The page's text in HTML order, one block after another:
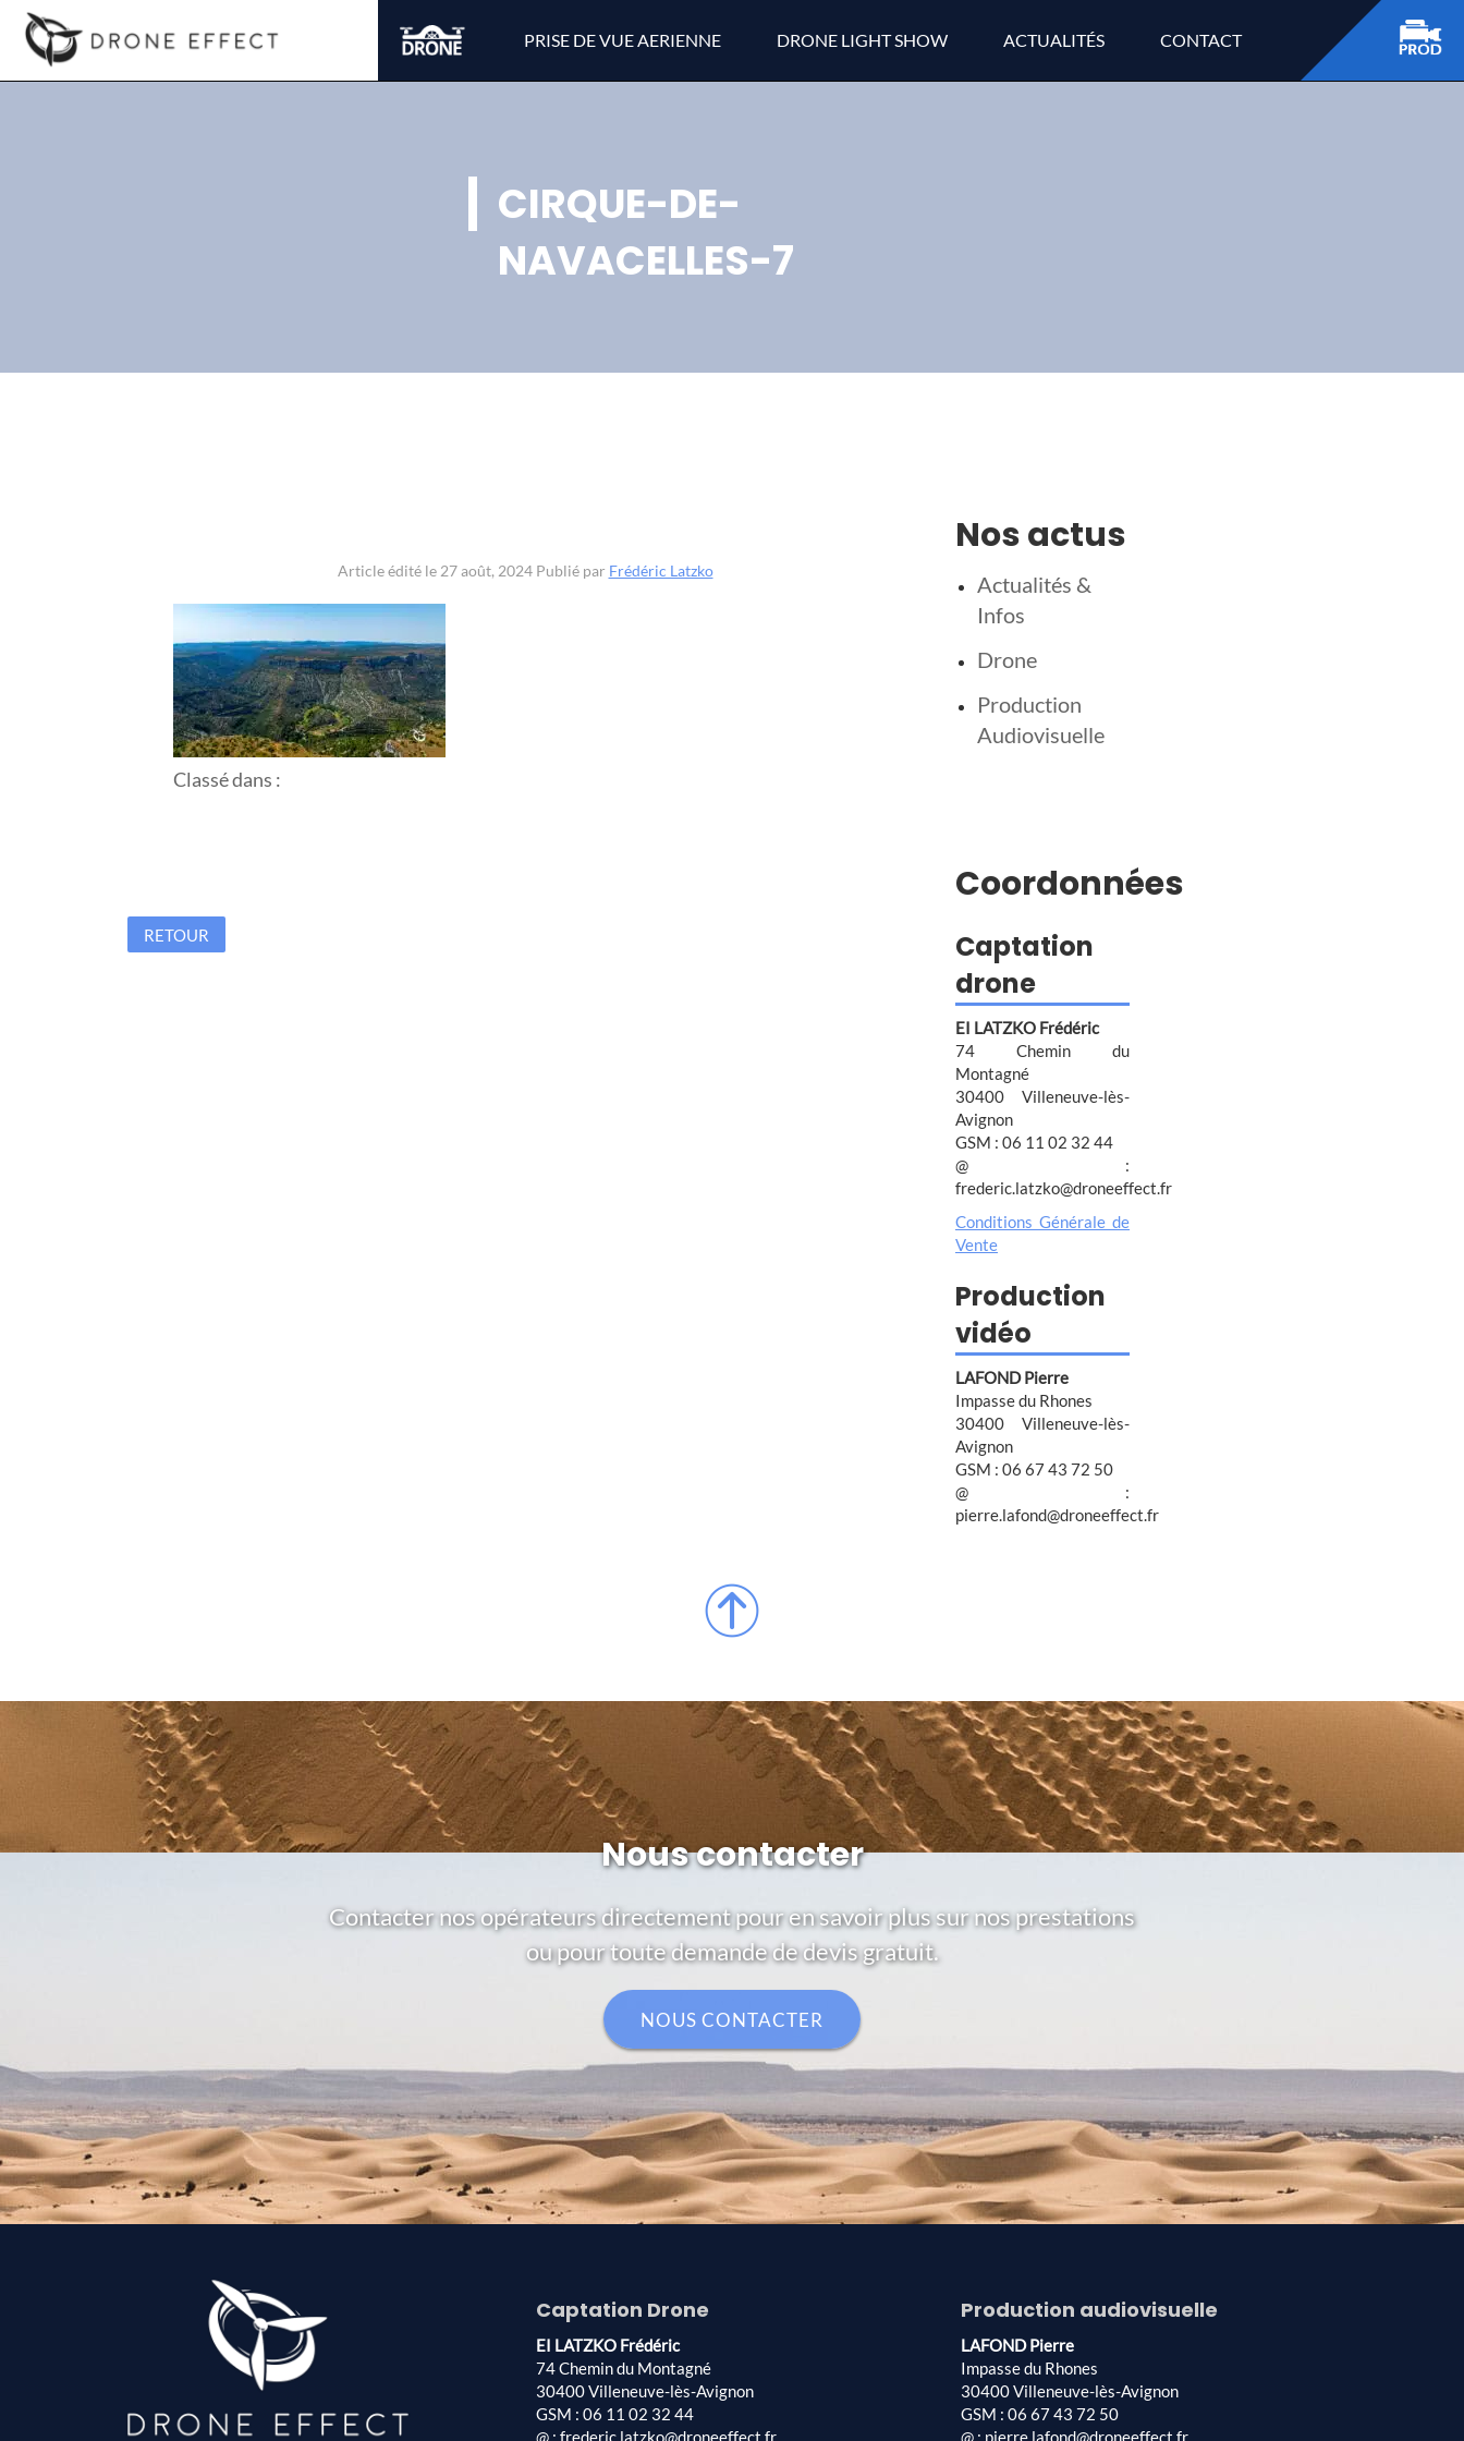
PRISE DE VUE AERIENNE DRONE LIGHT SHOW ACTUALITÉS CONTACT
CIRQUE-DE-
NAVACELLES-7
Article édité le 27 août, 2024 Publié par Frédéric Latzko
Classé dans :
RETOUR
Nos actus
Actualités &
Infos
Drone
Production
Audiovisuelle
Coordonnées
Captation
drone
EI LATZKO Frédéric
74 Chemin du
Montagné
30400 Villeneuve-lès-
Avignon
GSM : 06 11 02 32 44
@ :
frederic.latzko@droneeffect.fr
Conditions Générale de
Vente
Production
vidéo
LAFOND Pierre
Impasse du Rhones
30400 Villeneuve-lès-
Avignon
GSM : 06 67 43 72 50
@ :
pierre.lafond@droneeffect.fr
Nous contacter
Contacter nos opérateurs directement pour en savoir plus sur nos prestations
ou pour toute demande de devis gratuit.
NOUS CONTACTER
Captation Drone
EI LATZKO Frédéric
74 Chemin du Montagné
30400 Villeneuve-lès-Avignon
GSM : 06 11 02 32 44
@ : frederic.latzko@droneeffect.fr
Production audiovisuelle
LAFOND Pierre
Impasse du Rhones
30400 Villeneuve-lès-Avignon
GSM : 06 67 43 72 50
@ : pierre.lafond@droneeffect.fr